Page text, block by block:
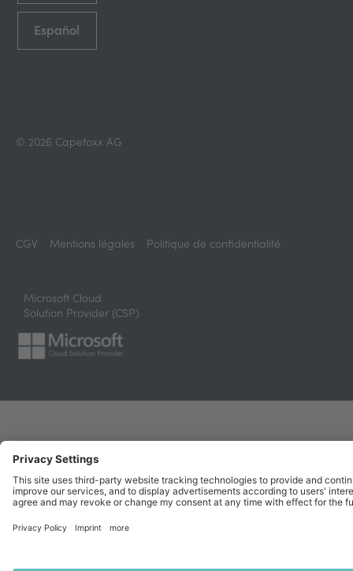
Español
© 2026 Capefoxx AG
CGV Mentions légales Politique de confidentialité
Microsoft Cloud
Solution Provider (CSP)